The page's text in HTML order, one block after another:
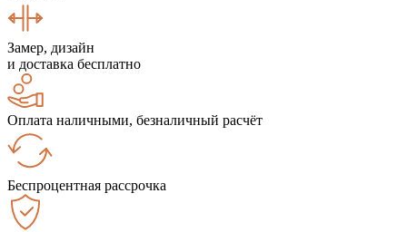
Замер, дизайн
и доставка бесплатно
Оплата наличными, безналичный расчёт
Беспроцентная рассрочка